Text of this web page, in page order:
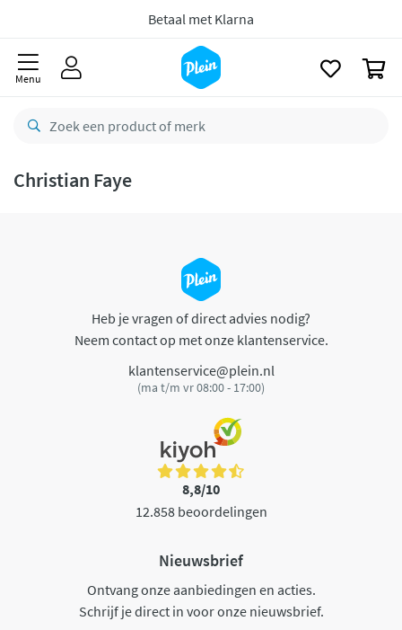
Betaal met Klarna
Menu
Christian Faye
Heb je vragen of direct advies nodig?
Neem contact op met onze klantenservice.
klantenservice@plein.nl
(ma t/m vr 08:00 - 17:00)
8,8/10
12.858 beoordelingen
Nieuwsbrief
Ontvang onze aanbiedingen en acties.
Schrijf je direct in voor onze nieuwsbrief.